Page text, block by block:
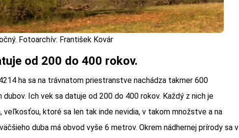
Fotoarchív: František Kovár
od 200 do 400 rokov.
ha sa na trávnatom priestranstve nachádza takmer 600
dubov. Ich vek sa datuje od 200 do 400 rokov. Každý z nich je
veľkosťou, ktoré sa len tak inde nevidia, v takom množstve a na
duba má obvod vyše 6 metrov. Okrem nádhernej prírody sa v